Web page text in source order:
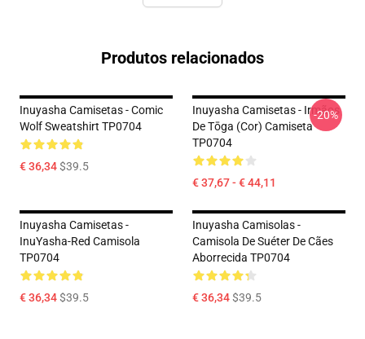
Produtos relacionados
Inuyasha Camisetas - Comic
Wolf Sweatshirt TP0704
€ 36,34$39.5
Inuyasha Camisetas - Irmãos
De Tōga (cor) Camiseta
TP0704
€ 37,67 - € 44,11
-20%
Inuyasha Camisetas -
InuYasha-Red Camisola
TP0704
€ 36,34$39.5
Inuyasha Camisolas -
Camisola De Suéter De Cães
Aborrecida TP0704
€ 36,34$39.5